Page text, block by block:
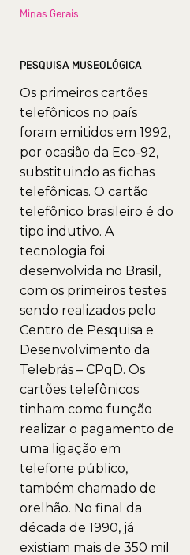
Minas Gerais
PESQUISA MUSEOLÓGICA
Os primeiros cartões
telefônicos no país
foram emitidos em 1992,
por ocasião da Eco-92,
substituindo as fichas
telefônicas. O cartão
telefônico brasileiro é do
tipo indutivo. A
tecnologia foi
desenvolvida no Brasil,
com os primeiros testes
sendo realizados pelo
Centro de Pesquisa e
Desenvolvimento da
Telebrás – CPqD. Os
cartões telefônicos
tinham como função
realizar o pagamento de
uma ligação em
telefone público,
também chamado de
orelhão. No final da
década de 1990, já
existiam mais de 350 mil